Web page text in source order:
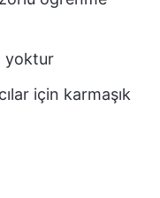
yoktur
için karmaşık